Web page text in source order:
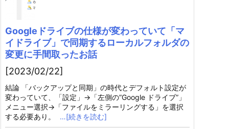
Googleドライブの仕様が変わっていて「マ
イドライブ」で同期するローカルフォルダの
変更に手間取ったお話
[2023/02/22]
結論 「バックアップと同期」の時代とデフォルト設定が
変わっていて、「設定」→「左側の”Google ドライブ”」
メニュー選択→「ファイルをミラーリングする」を選択
する必要あり。
…[続きを読む]